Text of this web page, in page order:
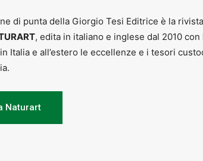
di punta della Giorgio Tesi Editrice è la
, edita in italiano e inglese dal 2010 con
Italia e all’estero le eccellenze e i tesori
Naturart